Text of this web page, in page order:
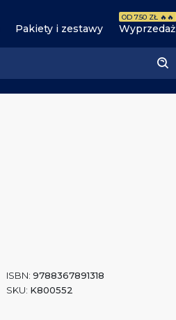
Pakiety i zestawy Wyprzedaż
OD 7.50 ZŁ 🔥🔥
ISBN: 9788367891318
SKU: K800552